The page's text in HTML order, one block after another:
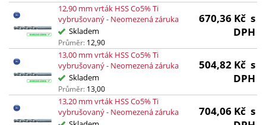
12,90 mm vrták HSS Co5% Ti
vybrušovaný - Neomezená záruka
Skladem
Průměr: 12,90
670,36 Kč s
DPH
13,00 mm vrták HSS Co5% Ti
vybrušovaný - Neomezená záruka
Skladem
Průměr: 13,00
504,82 Kč s
DPH
13,20 mm vrták HSS Co5% Ti
vybrušovaný - Neomezená záruka
704,06 Kč s